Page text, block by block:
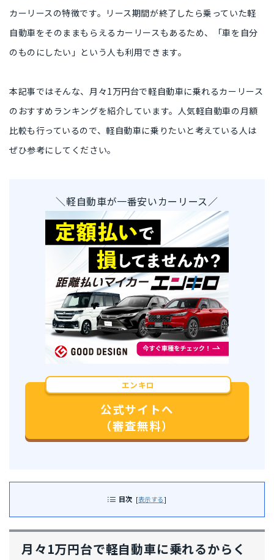
カーリースの特徴です。リース期間が終了したら乗っていた軽
自動車をそのままもらえるカーリースもあるため、
「車を自分
のものにしたい」という人 も利用できます。
本記事ではそんな、 月々1万円台で軽自動車に乗れるカーリース
のおすすめランキングを紹介しています。人気軽自動車の月額
比較も行っているので、軽自動車に乗りたいと考えている人は
ぜひ参考にしてください。
＼軽自動車が一番安いカーリース／
エンキロ
公式サイトへ
（審査無料）
目次 [表示する]
月々1万円台で軽自動車に乗れるからく